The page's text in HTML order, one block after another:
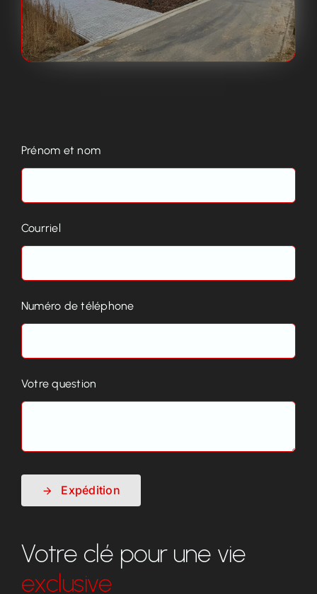
Prénom et nom
Courriel
Numéro de téléphone
Votre question
Expédition
Votre clé pour une vie
exclusive